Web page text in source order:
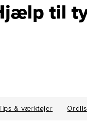
til
& værktøjer